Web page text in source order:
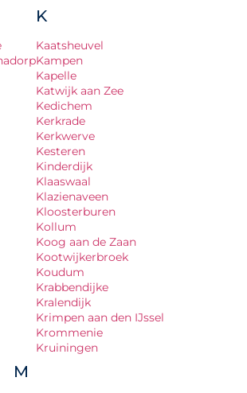
K
Kaatsheuvel
Kampen
Kapelle
Katwijk aan Zee
Kedichem
Kerkrade
Kerkwerve
Kesteren
Kinderdijk
Klaaswaal
Klazienaveen
Kloosterburen
Kollum
Koog aan de Zaan
Kootwijkerbroek
Koudum
Krabbendijke
Kralendijk
Krimpen aan den IJssel
Krommenie
Kruiningen
M